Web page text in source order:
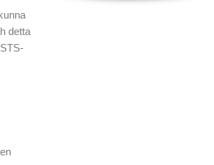
detta